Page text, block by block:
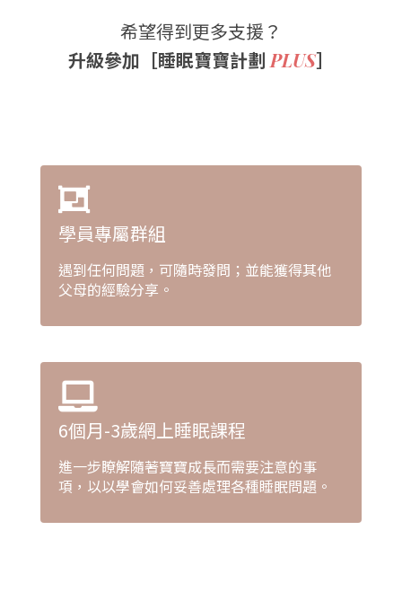
希望得到更多支援？
升級參加［睡眠寶寶計劃PLUS］
學員專屬群組
遇到任何問題，可隨時發問；並能獲得其他
父母的經驗分享。
6個月-3歲網上睡眠課程
進一步瞭解隨著寶寶成長而需要注意的事
項，以以學會如何妥善處理各種睡眠問題。